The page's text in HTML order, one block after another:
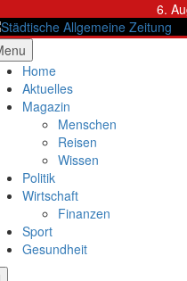
to
content
6.
Allgemeine Zeitung
Home
Aktuelles
Magazin
Menschen
Reisen
Wissen
Politik
Wirtschaft
Finanzen
Sport
Gesundheit